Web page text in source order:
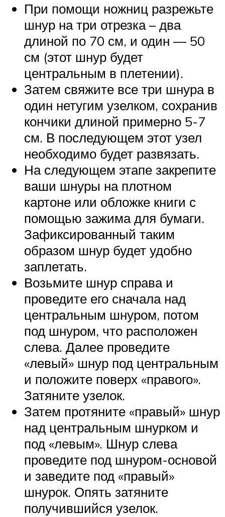
При помощи ножниц разрежьте
шнур на три отрезка – два
длиной по 70 см, и один — 50
см (этот шнур будет
центральным в плетении).
Затем свяжите все три шнура в
один нетугим узелком, сохранив
кончики длиной примерно 5-7
см. В последующем этот узел
необходимо будет развязать.
На следующем этапе закрепите
ваши шнуры на плотном
картоне или обложке книги с
помощью зажима для бумаги.
Зафиксированный таким
образом шнур будет удобно
заплетать.
Возьмите шнур справа и
проведите его сначала над
центральным шнуром, потом
под шнуром, что расположен
слева. Далее проведите
«левый» шнур под центральным
и положите поверх «правого».
Затяните узелок.
Затем протяните «правый» шнур
над центральным шнурком и
под «левым». Шнур слева
проведите под шнуром-основой
и заведите под «правый»
шнурок. Опять затяните
получившийся узелок.